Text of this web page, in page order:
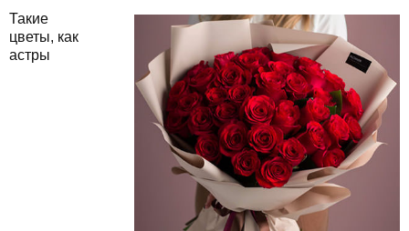
Такие
цветы, как
астры